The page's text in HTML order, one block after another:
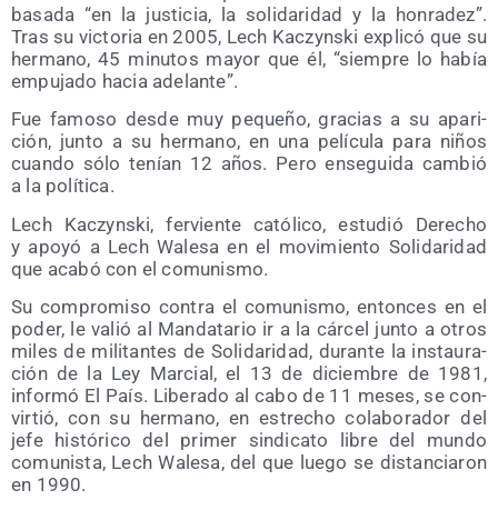
basa­da “en la jus­ti­cia, la soli­da­ri­dad y la hon­ra­dez”.
Tras su vic­to­ria en 2005, Lech Kaczyns­ki expli­có que su
her­mano, 45 minu­tos mayor que él, “siem­pre lo había
empu­ja­do hacia adelante”.
Fue famo­so des­de muy peque­ño, gra­cias a su apa­ri­
ción, jun­to a su her­mano, en una pelí­cu­la para niños
cuan­do sólo tenían 12 años. Pero ense­gui­da cam­bió
a la política.
Lech Kaczyns­ki, fer­vien­te cató­li­co, estu­dió Dere­cho
y apo­yó a Lech Wale­sa en el movi­mien­to Soli­da­ri­dad
que aca­bó con el comunismo.
Su com­pro­mi­so con­tra el comu­nis­mo, enton­ces en el
poder, le valió al Man­da­ta­rio ir a la cár­cel jun­to a otros
miles de mili­tan­tes de Soli­da­ri­dad, duran­te la ins­tau­ra­
ción de la Ley Mar­cial, el 13 de diciem­bre de 1981,
infor­mó El País. Libe­ra­do al cabo de 11 meses, se con­
vir­tió, con su her­mano, en estre­cho cola­bo­ra­dor del
jefe his­tó­ri­co del pri­mer sin­di­ca­to libre del mun­do
comu­nis­ta, Lech Wale­sa, del que lue­go se dis­tan­cia­ron
en 1990.